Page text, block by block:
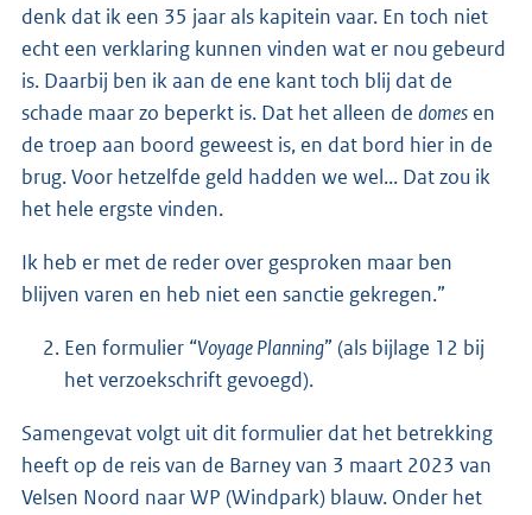
denk dat ik een 35 jaar als kapitein vaar. En toch niet
echt een verklaring kunnen vinden wat er nou gebeurd
is. Daarbij ben ik aan de ene kant toch blij dat de
schade maar zo beperkt is. Dat het alleen de domes en
de troep aan boord geweest is, en dat bord hier in de
brug. Voor hetzelfde geld hadden we wel... Dat zou ik
het hele ergste vinden.
Ik heb er met de reder over gesproken maar ben
blijven varen en heb niet een sanctie gekregen.”
Een formulier “Voyage Planning” (als bijlage 12 bij
het verzoekschrift gevoegd).
Samengevat volgt uit dit formulier dat het betrekking
heeft op de reis van de Barney van 3 maart 2023 van
Velsen Noord naar WP (Windpark) blauw. Onder het